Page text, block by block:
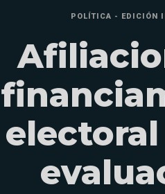
POLÍTICA - EDICIÓN